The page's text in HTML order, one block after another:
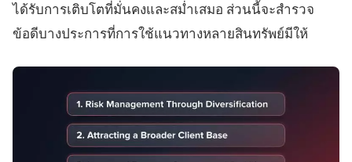
ได้รับการเติบโตที่มั่นคงและสม่ำเสมอ ส่วนนี้จะสำรวจ
ข้อดีบางประการที่การใช้แนวทางหลายสินทรัพย์มีให้